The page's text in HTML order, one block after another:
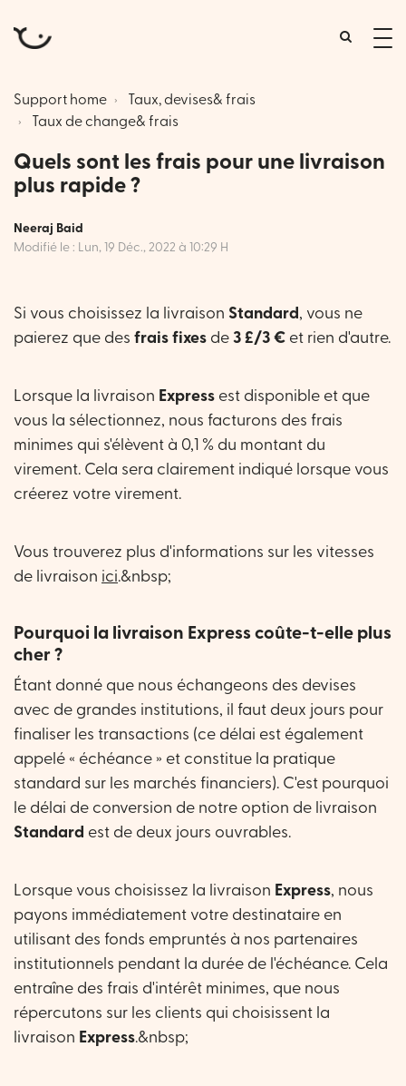
Support home
Taux, devises& frais
Taux de change& frais
Quels sont les frais pour une livraison
plus rapide ?
Neeraj Baid
Modifié le : Lun, 19 Déc., 2022 à 10:29 H
Si vous choisissez la livraison Standard , vous ne
paierez que des frais fixes de 3 £/3 € et rien d'autre.
Lorsque la livraison Express est disponible et que
vous la sélectionnez, nous facturons des frais
minimes qui s'élèvent à 0,1 % du montant du
virement. Cela sera clairement indiqué lorsque vous
créerez votre virement.
Vous trouverez plus d'informations sur les vitesses
de livraison ici.&nbsp;
Pourquoi la livraison Express coûte-t-elle plus
cher ?
Étant donné que nous échangeons des devises
avec de grandes institutions, il faut deux jours pour
finaliser les transactions (ce délai est également
appelé « échéance » et constitue la pratique
standard sur les marchés financiers). C'est pourquoi
le délai de conversion de notre option de livraison
Standard est de deux jours ouvrables.
Lorsque vous choisissez la livraison Express, nous
payons immédiatement votre destinataire en
utilisant des fonds empruntés à nos partenaires
institutionnels pendant la durée de l'échéance. Cela
entraîne des frais d'intérêt minimes, que nous
répercutons sur les clients qui choisissent la
livraison Express.&nbsp;